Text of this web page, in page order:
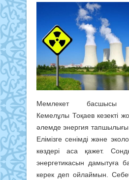
Мемлекет басшысы
Кемелұлы Тоқаев кезекті
әлемде энергия тапшылығы
Елімізге сенімді және
көздері аса қажет.
энергетикасын дамытуға
керек деп ойлаймын.